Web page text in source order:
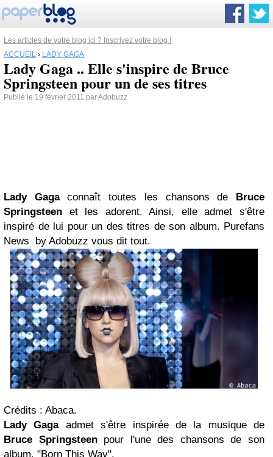
Les articles de votre blog ici ? Inscrivez votre blog !
ACCUEIL › LADY GAGA
Lady Gaga .. Elle s'inspire de Bruce
Springsteen pour un de ses titres
Publié le 19 février 2011 par Adobuzz
Lady Gagaconnaît toutes les chansons de Bruce
Springsteen et les adorent. Ainsi, elle admet s'être
inspiré de lui pour un des titres de son album. Purefans
News by Adobuzz vous dit tout.
Crédits : Abaca.
Lady Gagaadmet s'être inspirée de la musique de
Bruce Springsteenpour l'une des chansons de son
album, "Born This Way".